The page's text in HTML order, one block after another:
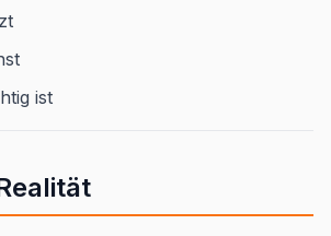
ist